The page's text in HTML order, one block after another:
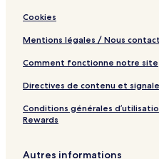
Cookies
Mentions légales / Nous
Comment fonctionne notre site
Directives de contenu et
Conditions générales
Rewards
Autres informations